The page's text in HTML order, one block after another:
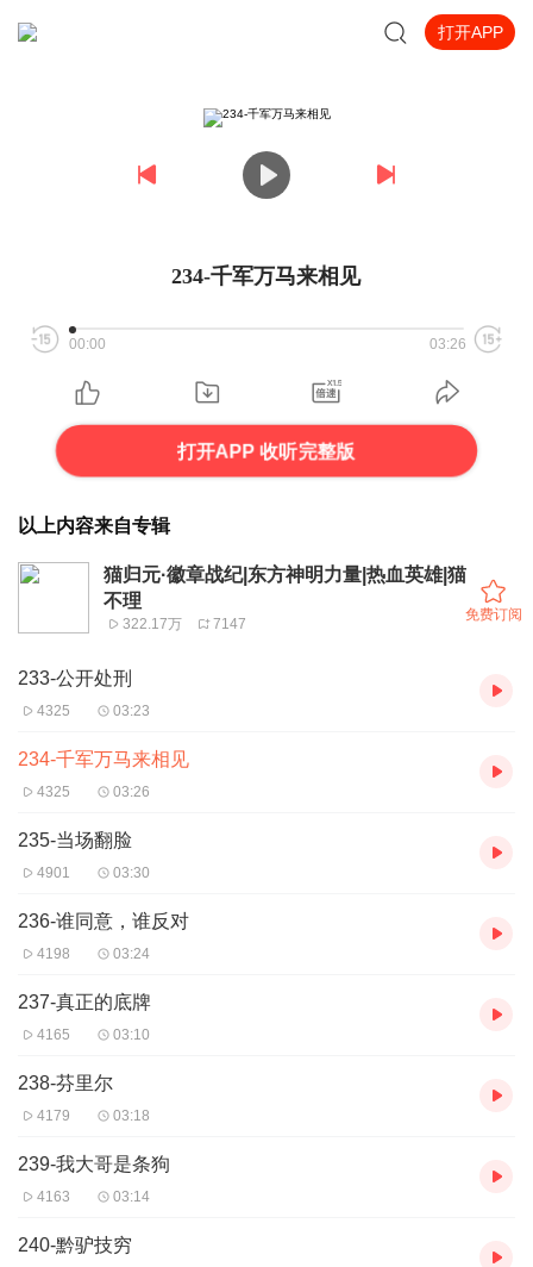
打开APP
234-千军万马来相见
00:00 03:26
打开APP 收听完整版
以上内容来自专辑
猫归元·徽章战纪|东方神明力量|热血英雄|猫
不理
322.17万 7147
免费订阅
233-公开处刑
4325 03:23
234-千军万马来相见
4325 03:26
235-当场翻脸
4901 03:30
236-谁同意，谁反对
4198 03:24
237-真正的底牌
4165 03:10
238-芬里尔
4179 03:18
239-我大哥是条狗
4163 03:14
240-黔驴技穷